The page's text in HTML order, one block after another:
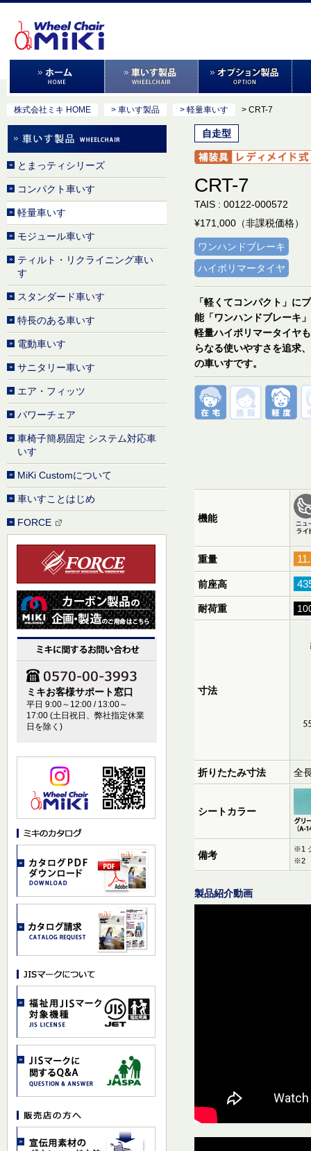
株式会社ミキ HOME > 車いす製品 > 軽量車いす > CRT-7
自走型
CRT-7
TAIS : 00122-000572
¥171,000（非課税価格）
ワンハンドブレーキ
ハイポリマータイヤ
「軽くてコンパクト」に
能「ワンハンドブレーキ
軽量ハイポリマータイヤ
らなる使いやすさを追求
の車いすです。
機能
重量
前座高
耐荷重
寸法
折りたたみ寸法 全
シートカラー
備考
※1
※2
製品紹介動画
とまっティシリーズ
コンパクト車いす
軽量車いす
モジュール車いす
ティルト・リクライニング車い
す
スタンダード車いす
特長のある車いす
電動車いす
サニタリー車いす
エア・フィッツ
パワーチェア
車椅子簡易固定 システム対応車
いす
MiKi Customについて
車いすことはじめ
FORCE
ミキお客様サポート窓口
平日 9:00～12:00 / 13:00～
17:00 (土日祝日、弊社指定休業
日を除く)